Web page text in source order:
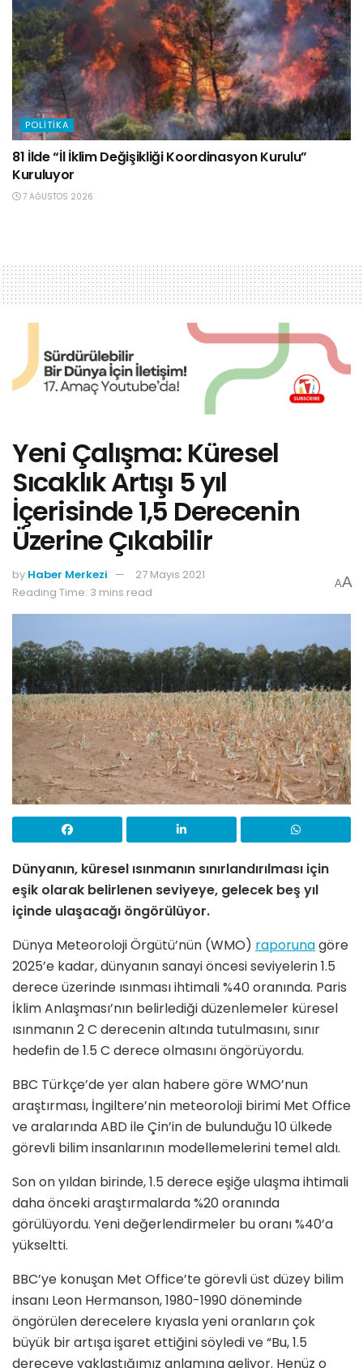
POLITIKA
81 İlde “İl İklim Değişikliği Koordinasyon Kurulu”
Kuruluyor
7 AĞUSTOS 2026
Yeni Çalışma: Küresel
Sıcaklık Artışı 5 yıl
İçerisinde 1,5 Derecenin
Üzerine Çıkabilir
by Haber Merkezi
27 Mayıs 2021
Reading Time: 3 mins read
AA
Dünyanın, küresel ısınmanın sınırlandırılması için
eşik olarak belirlenen seviyeye, gelecek beş yıl
içinde ulaşacağı öngörülüyor.
Dünya Meteoroloji Örgütü’nün (WMO) raporunagöre
2025’e kadar, dünyanın sanayi öncesi seviyelerin 1.5
derece üzerinde ısınması ihtimali %40 oranında. Paris
İklim Anlaşması’nın belirlediği düzenlemeler küresel
ısınmanın 2 C derecenin altında tutulmasını, sınır
hedefin de 1.5 C derece olmasını öngörüyordu.
BBC Türkçe’de yer alan habere göre WMO’nun
araştırması, İngiltere’nin meteoroloji birimi Met Office
ve aralarında ABD ile Çin’in de bulunduğu 10 ülkede
görevli bilim insanlarının modellemelerini temel aldı.
Son on yıldan birinde, 1.5 derece eşiğe ulaşma ihtimali
daha önceki araştırmalarda %20 oranında
görülüyordu. Yeni değerlendirmeler bu oranı %40’a
yükseltti.
BBC’ye konuşan Met Office’te görevli üst düzey bilim
insanı Leon Hermanson, 1980-1990 döneminde
öngörülen derecelere kıyasla yeni oranların çok
büyük bir artışa işaret ettiğini söyledi ve “Bu, 1.5
dereceye yaklaştığımız anlamına geliyor. Henüz o